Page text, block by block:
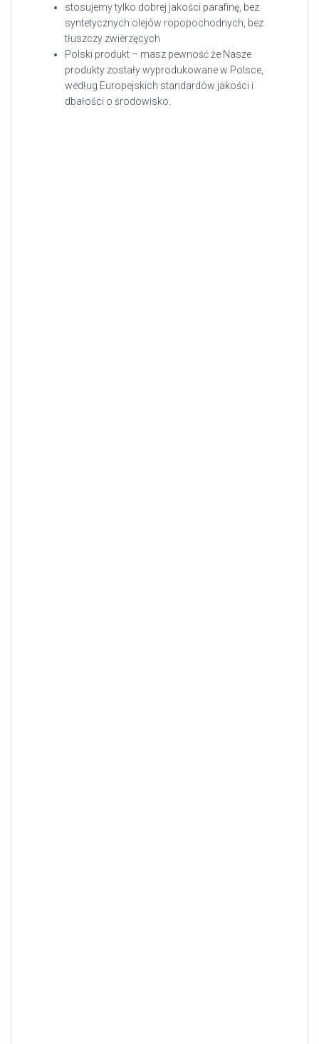
stosujemy tylko dobrej jakości parafinę, bez
syntetycznych olejów ropopochodnych, bez
tłuszczy zwierzęcych
Polski produkt – masz pewność że Nasze
produkty zostały wyprodukowane w Polsce,
według Europejskich standardów jakości i
dbałości o środowisko.